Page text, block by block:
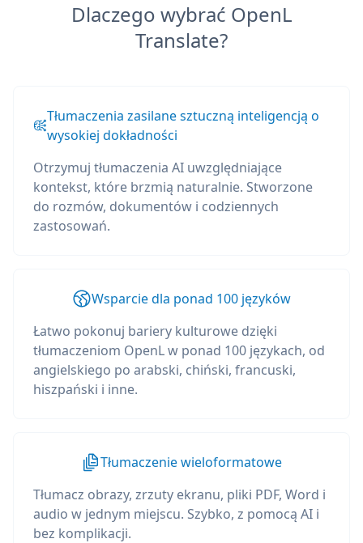
Dlaczego wybrać OpenL
Translate?
Tłumaczenia zasilane sztuczną inteligencją o
wysokiej dokładności
Otrzymuj tłumaczenia AI uwzględniające
kontekst, które brzmią naturalnie. Stworzone
do rozmów, dokumentów i codziennych
zastosowań.
Wsparcie dla ponad 100 języków
Łatwo pokonuj bariery kulturowe dzięki
tłumaczeniom OpenL w ponad 100 językach, od
angielskiego po arabski, chiński, francuski,
hiszpański i inne.
Tłumaczenie wieloformatowe
Tłumacz obrazy, zrzuty ekranu, pliki PDF, Word i
audio w jednym miejscu. Szybko, z pomocą AI i
bez komplikacji.